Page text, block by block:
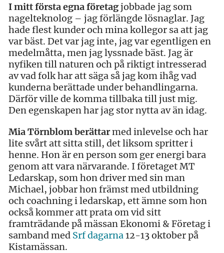
I mitt första egna företagjobbade jag som
nagelteknolog – jag förlängde lösnaglar. Jag
hade flest kunder och mina kollegor sa att jag
var bäst. Det var jag inte, jag var egentligen en
medelmåtta, men jag lyssnade bäst. Jag är
nyfiken till naturen och på riktigt intresserad
av vad folk har att säga så jag kom ihåg vad
kunderna berättade under behandlingarna.
Därför ville de komma tillbaka till just mig.
Den egenskapen har jag stor nytta av än idag.
Mia Törnblom berättarmed inlevelse och har
lite svårt att sitta still, det liksom spritter i
henne. Hon är en person som ger energi bara
genom att vara närvarande. I företaget MT
Ledarskap, som hon driver med sin man
Michael, jobbar hon främst med utbildning
och coachning i ledarskap, ett ämne som hon
också kommer att prata om vid sitt
framträdande på mässan Ekonomi & Företag i
samband med Srf dagarna12-13 oktober på
Kistamässan.